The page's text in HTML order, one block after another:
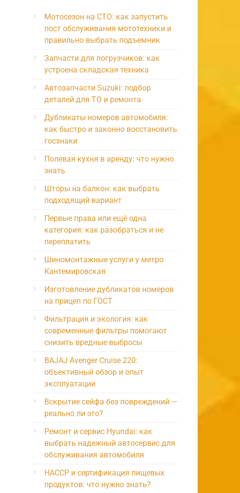
Мотосезон на СТО: как запустить
пост обслуживания мототехники и
правильно выбрать подъемник
Запчасти для погрузчиков: как
устроена складская техника
Автозапчасти Suzuki: подбор
деталей для ТО и ремонта
Дубликаты номеров автомобиля:
как быстро и законно восстановить
госзнаки
Полевая кухня в аренду: что нужно
знать
Шторы на балкон: как выбрать
подходящий вариант
Первые права или ещё одна
категория: как разобраться и не
переплатить
Шиномонтажные услуги у метро
Кантемировская
Изготовление дубликатов номеров
на прицеп по ГОСТ
Фильтрация и экология: как
современные фильтры помогают
снизить вредные выбросы
BAJAJ Avenger Cruise 220:
объективный обзор и опыт
эксплуатации
Вскрытие сейфа без повреждений —
реально ли это?
Ремонт и сервис Hyundai: как
выбрать надежный автосервис для
обслуживания автомобиля
HACCP и сертификация пищевых
продуктов: что нужно знать?